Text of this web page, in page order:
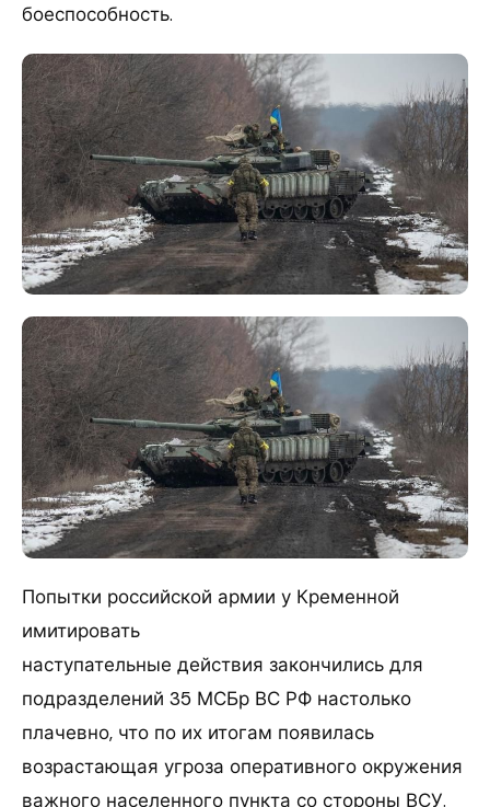
боеспособность.
Попытки российской армии у Кременной
имитировать
наступательные действия закончились для
подразделений 35 МСБр ВС РФ настолько
плачевно, что по их итогам появилась
возрастающая угроза оперативного окружения
важного населенного пункта со стороны ВСУ.